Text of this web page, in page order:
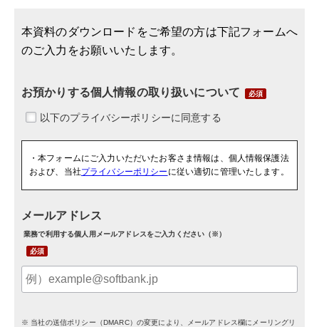
本資料のダウンロードをご希望の方は下記フォームへ
のご入力をお願いいたします。
お預かりする個人情報の取り扱いについて
・本フォームにご入力いただいたお客さま情報は、個人情報保護法
および、当社プライバシーポリシー に従い適切に管理いたします。
メールアドレス
業務で利用する個人用メールアドレスをご入力ください（※）
※ 当社の送信ポリシー（DMARC）の変更により、メールアドレス欄にメーリングリ